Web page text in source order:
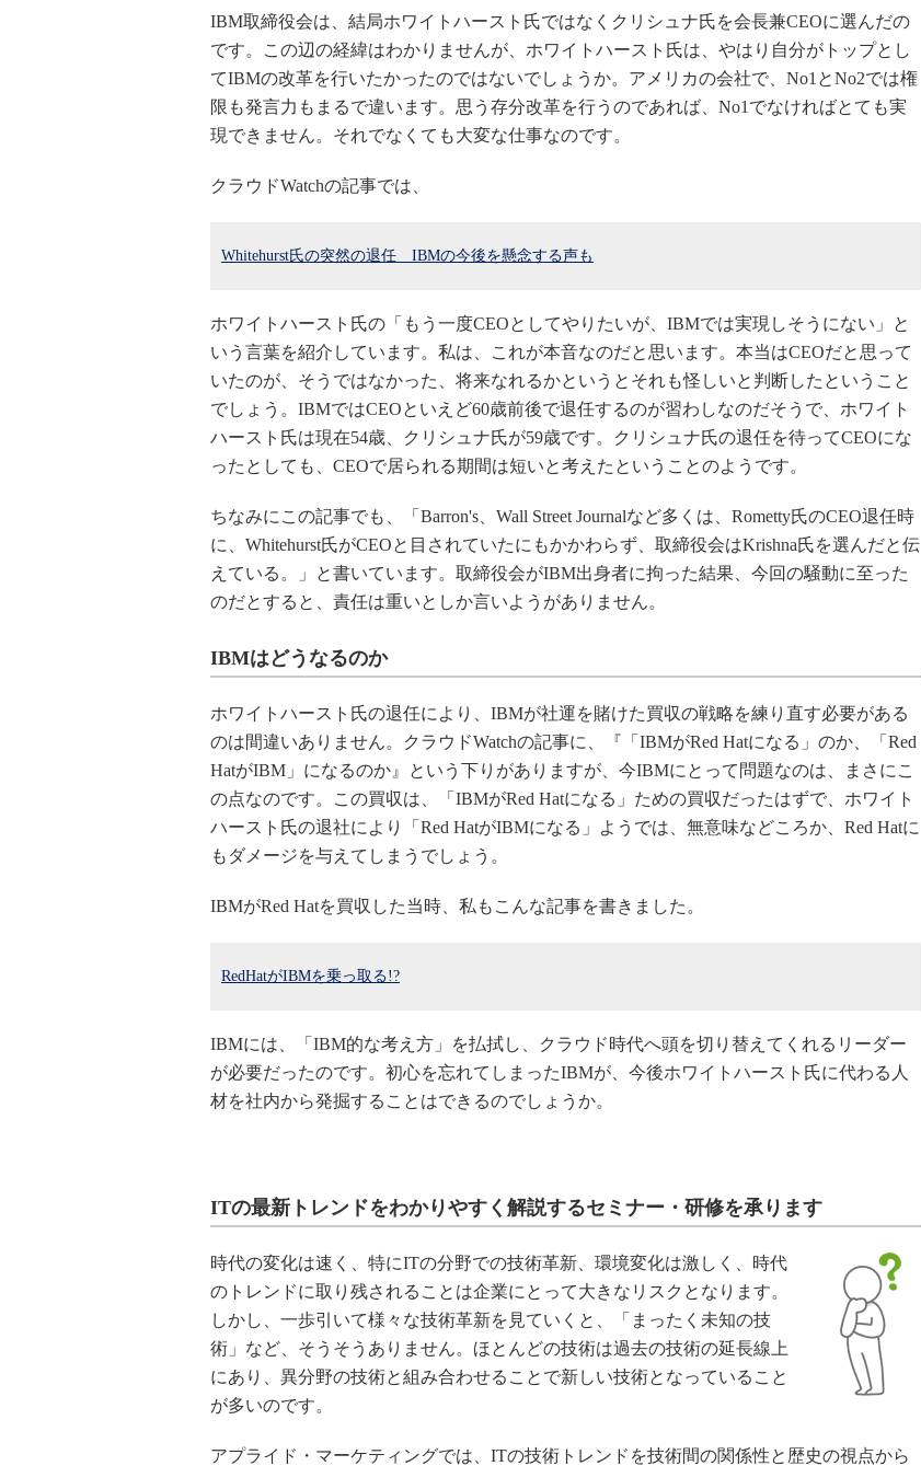
IBM取締役会は、結局ホワイトハースト氏ではなくクリシュナ氏を会長兼CEOに選んだの
です。この辺の経緯はわかりませんが、ホワイトハースト氏は、やはり自分がトップとし
てIBMの改革を行いたかったのではないでしょうか。アメリカの会社で、No1とNo2では権
限も発言力もまるで違います。思う存分改革を行うのであれば、No1でなければとても実
現できません。それでなくても大変な仕事なのです。
クラウドWatchの記事では、
Whitehurst氏の突然の退任 IBMの今後を懸念する声も
ホワイトハースト氏の「もう一度CEOとしてやりたいが、IBMでは実現しそうにない」と
いう言葉を紹介しています。私は、これが本音なのだと思います。本当はCEOだと思って
いたのが、そうではなかった、将来なれるかというとそれも怪しいと判断したということ
でしょう。IBMではCEOといえど60歳前後で退任するのが習わしなのだそうで、ホワイト
ハースト氏は現在54歳、クリシュナ氏が59歳です。クリシュナ氏の退任を待ってCEOにな
ったとしても、CEOで居られる期間は短いと考えたということのようです。
ちなみにこの記事でも、「Barron's、Wall Street Journalなど多くは、Rometty氏のCEO退任時
に、Whitehurst氏がCEOと目されていたにもかかわらず、取締役会はKrishna氏を選んだと伝
えている。」と書いています。取締役会がIBM出身者に拘った結果、今回の騒動に至った
のだとすると、責任は重いとしか言いようがありません。
IBMはどうなるのか
ホワイトハースト氏の退任により、IBMが社運を賭けた買収の戦略を練り直す必要がある
のは間違いありません。クラウドWatchの記事に、『「IBMがRed Hatになる」のか、「Red
HatがIBM」になるのか』という下りがありますが、今IBMにとって問題なのは、まさにこ
の点なのです。この買収は、「IBMがRed Hatになる」ための買収だったはずで、ホワイト
ハースト氏の退社により「Red HatがIBMになる」ようでは、無意味などころか、Red Hatに
もダメージを与えてしまうでしょう。
IBMがRed Hatを買収した当時、私もこんな記事を書きました。
RedHatがIBMを乗っ取る!?
IBMには、「IBM的な考え方」を払拭し、クラウド時代へ頭を切り替えてくれるリーダー
が必要だったのです。初心を忘れてしまったIBMが、今後ホワイトハースト氏に代わる人
材を社内から発掘することはできるのでしょうか。
ITの最新トレンドをわかりやすく解説するセミナー・研修を承ります
時代の変化は速く、特にITの分野での技術革新、環境変化は激しく、時代
のトレンドに取り残されることは企業にとって大きなリスクとなります。
しかし、一歩引いて様々な技術革新を見ていくと、「まったく未知の技
術」など、そうそうありません。ほとんどの技術は過去の技術の延長線上
にあり、異分野の技術と組み合わせることで新しい技術となっていること
が多いのです。
アプライド・マーケティングでは、ITの技術トレンドを技術間の関係性と歴史の視点から